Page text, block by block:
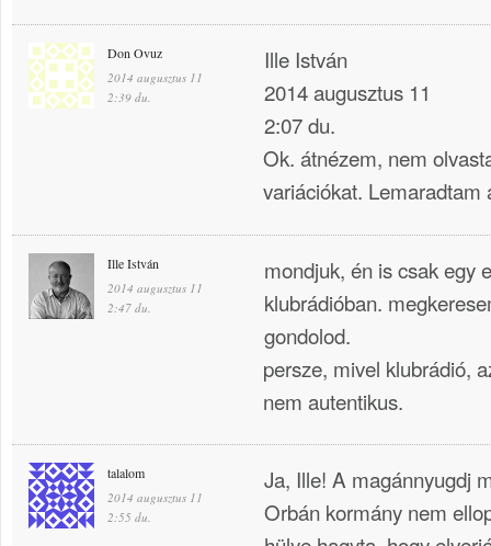
Don Ovuz
2014 augusztus 11
2:39 du.
Ille István
2014 augusztus 11
2:07 du.
Ok. átnézem, nem
variációkat. Lemaradtam
Ille István
2014 augusztus 11
2:47 du.
mondjuk, én is csak egy
klubrádióban.
gondolod.
persze, mivel klubrádió,
nem autentikus.
talalom
2014 augusztus 11
2:55 du.
Ja, Ille! A magánnyugdj
Orbán kormány nem